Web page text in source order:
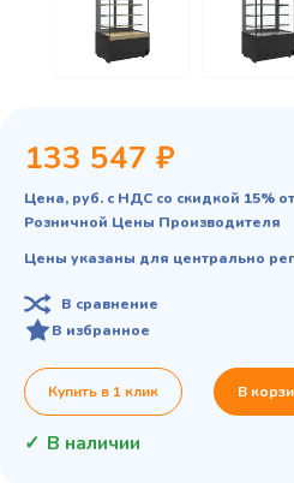
133 547 ₽
Цена, руб. с НДС со скидкой 15%
Розничной Цены Производителя
Цены указаны для центрально
В сравнение
В избранное
Купить в 1 клик В
В наличии